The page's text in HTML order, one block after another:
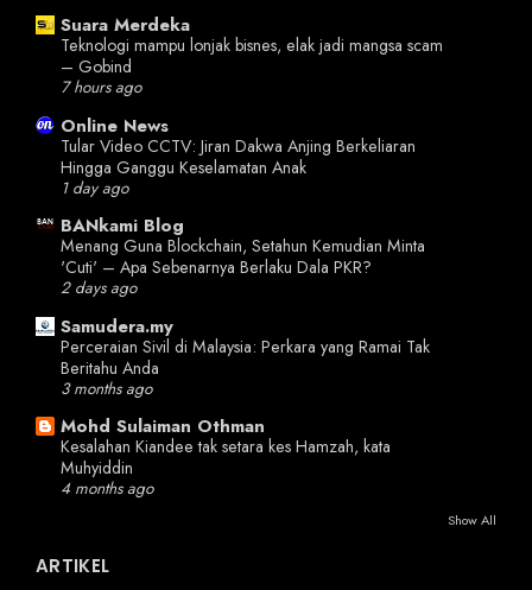
Suara Merdeka
Teknologi mampu lonjak bisnes, elak jadi mangsa scam
– Gobind
7 hours ago
Online News
Tular Video CCTV: Jiran Dakwa Anjing Berkeliaran
Hingga Ganggu Keselamatan Anak
1 day ago
BANkami Blog
Menang Guna Blockchain, Setahun Kemudian Minta
'Cuti' – Apa Sebenarnya Berlaku Dala PKR?
2 days ago
Samudera.my
Perceraian Sivil di Malaysia: Perkara yang Ramai Tak
Beritahu Anda
3 months ago
Mohd Sulaiman Othman
Kesalahan Kiandee tak setara kes Hamzah, kata
Muhyiddin
4 months ago
Show All
ARTIKEL